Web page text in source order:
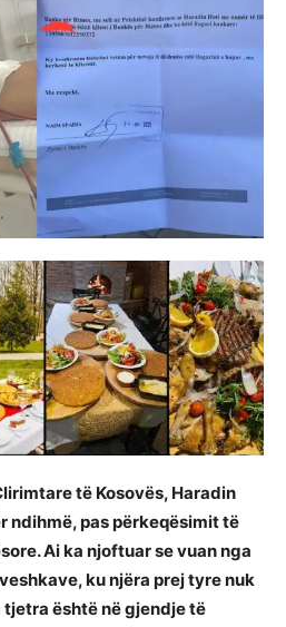
të Kosovës, Haradin
ndihmë, pas përkeqësimit të
Ai ka njoftuar se vuan nga
ku njëra prej tyre nuk
është në gjendje të